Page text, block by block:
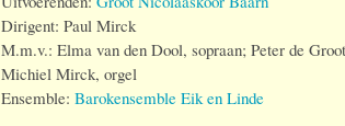
Dirigent: Paul Mirck
M.m.v.: Elma van den Dool, sopraan; Peter de
Michiel Mirck, orgel
Ensemble: Barokensemble Eik en Linde